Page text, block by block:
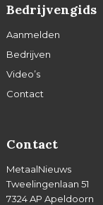
Bedrijvengids
Aanmelden
Bedrijven
Video’s
Contact
Contact
MetaalNieuws
Tweelingenlaan 51
7324 AP Apeldoorn